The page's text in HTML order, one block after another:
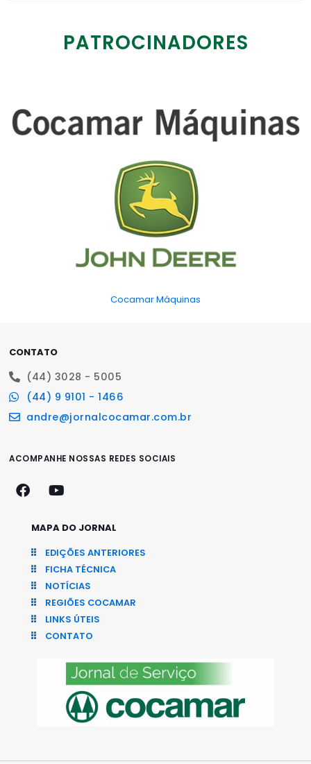
PATROCINADORES
Cocamar Máquinas
CONTATO
(44) 3028 - 5005
(44) 9 9101 - 1466
andre@jornalcocamar.com.br
ACOMPANHE NOSSAS REDES SOCIAIS
MAPA DO JORNAL
EDIÇÕES ANTERIORES
FICHA TÉCNICA
NOTÍCIAS
REGIÕES COCAMAR
LINKS ÚTEIS
CONTATO